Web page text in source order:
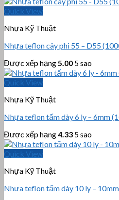
Quick View
Nhựa Kỹ Thuật
Nhựa teflon cây phi 55 – D55
Được xếp hạng 5.00 5 sao
Quick View
Nhựa Kỹ Thuật
Nhựa teflon tấm dày 6 ly – 6mm
Được xếp hạng4.33 5 sao
Quick View
Nhựa Kỹ Thuật
Nhựa teflon tấm dày 10 ly –